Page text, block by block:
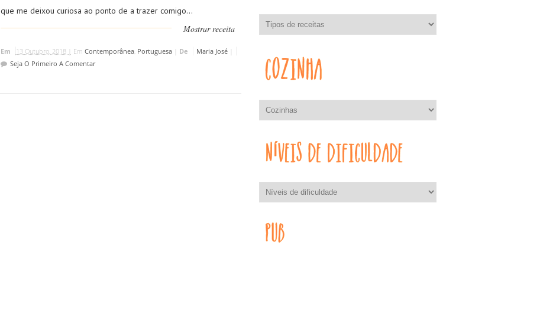
que me deixou curiosa ao ponto de a trazer comigo...
Mostrar receita
Em 13 Outubro, 2018 | Em Contemporânea, Portuguesa| De Maria José|
Seja O Primeiro A Comentar